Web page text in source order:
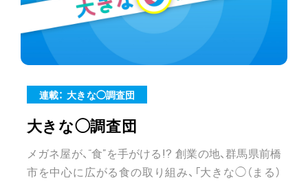
連載： 大きな◯調査団
大きな◯調査団
メガネ屋が、“食”を手がける!? 創業の地、群馬県前橋
市を中心に広がる食の取り組み、「大きな◯（まる）